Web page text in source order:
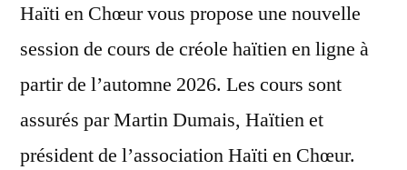
Haïti en Chœur vous propose une nouvelle
session de cours de créole haïtien en ligne à
partir de l’automne 2026. Les cours sont
assurés par Martin Dumais, Haïtien et
président de l’association Haïti en Chœur.